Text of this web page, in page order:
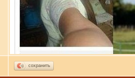
сохранить